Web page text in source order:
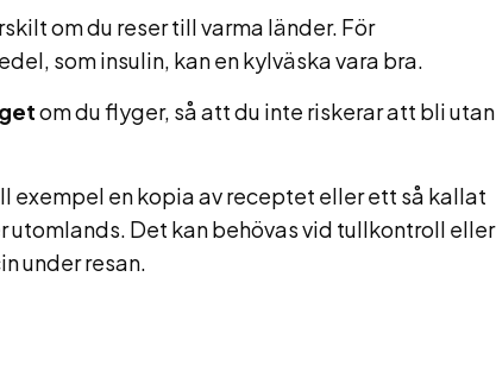
om du reser till varma länder. För
som insulin, kan en kylväska vara bra.
om du flyger, så att du inte riskerar att bli utan
exempel en kopia av receptet eller ett så kallat
utomlands. Det kan behövas vid tullkontroll eller
under resan.